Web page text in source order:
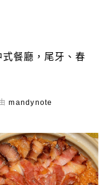
式餐廳，尾牙、春
mandynote